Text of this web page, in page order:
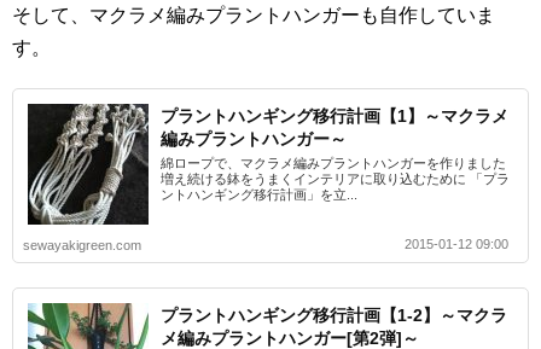
そして、マクラメ編みプラントハンガーも自作していま
す。
プラントハンギング移行計画【1】～マクラメ
編みプラントハンガー～
綿ロープで、マクラメ編みプラントハンガーを作りました
増え続ける鉢をうまくインテリアに取り込むために 「プラ
ントハンギング移行計画」を立...
sewayakigreen.com 2015-01-12 09:00
プラントハンギング移行計画【1-2】～マクラ
メ編みプラントハンガー[第2弾]～